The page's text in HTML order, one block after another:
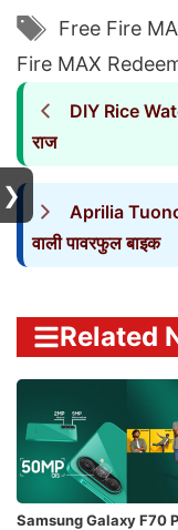
Tags
Free Fire
Fire MAX
DIY Rice
राज
Aprilia
वाली पावरफुल बाइक
Related
Samsung Galaxy F70
❯